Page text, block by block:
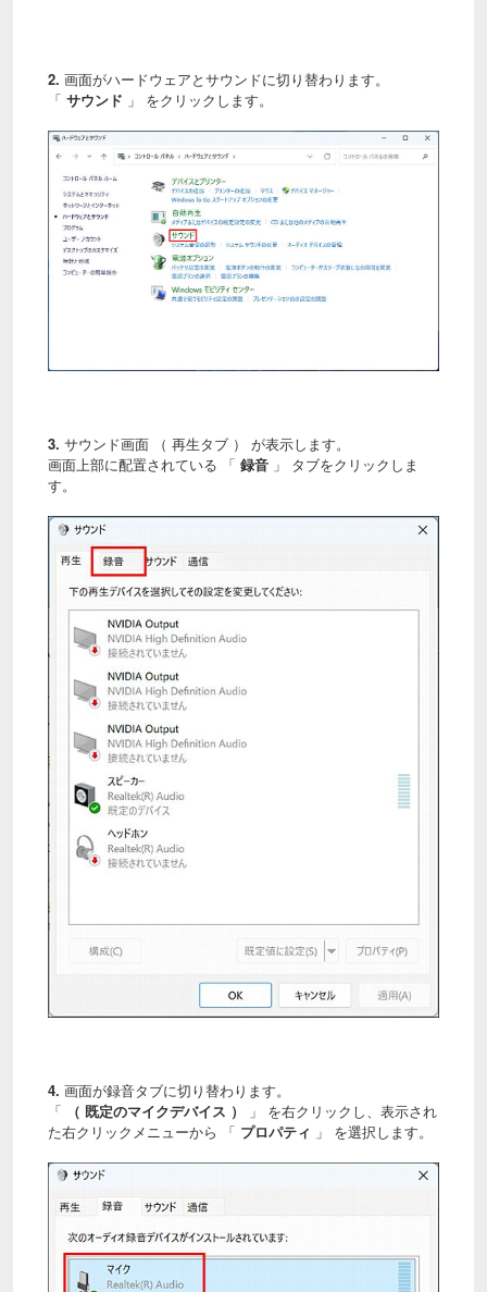
2. 画面がハードウェアとサウンドに切り替わります。
「 サウンド 」 をクリックします。
3. サウンド画面 （ 再生タブ ） が表示します。
画面上部に配置されている 「 録音 」 タブをクリックしま
す。
4. 画面が録音タブに切り替わります。
「
（ 既定のマイクデバイス ）
」 を右クリックし、表示され
た右クリックメニューから 「 プロパティ 」 を選択します。